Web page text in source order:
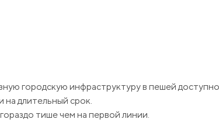
городскую инфраструктуру в пешей
на длительный срок.
тише чем на первой линии.